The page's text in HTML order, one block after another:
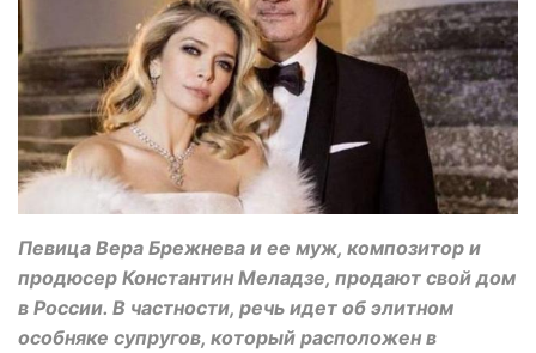
Певица Вера Брежнева и ее муж, композитор и
продюсер Константин Меладзе, продают свой дом
в России. В частности, речь идет об элитном
особняке супругов, который расположен в